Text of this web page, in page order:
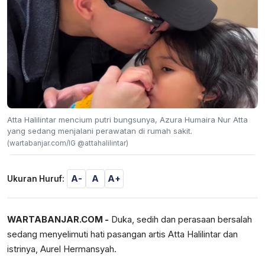
Atta Halilintar mencium putri bungsunya, Azura Humaira Nur Atta
yang sedang menjalani perawatan di rumah sakit.
(wartabanjar.com/IG @attahalilintar)
Ukuran Huruf: A- A A+
WARTABANJAR.COM - Duka, sedih dan perasaan bersalah
sedang menyelimuti hati pasangan artis Atta Halilintar dan
istrinya, Aurel Hermansyah.